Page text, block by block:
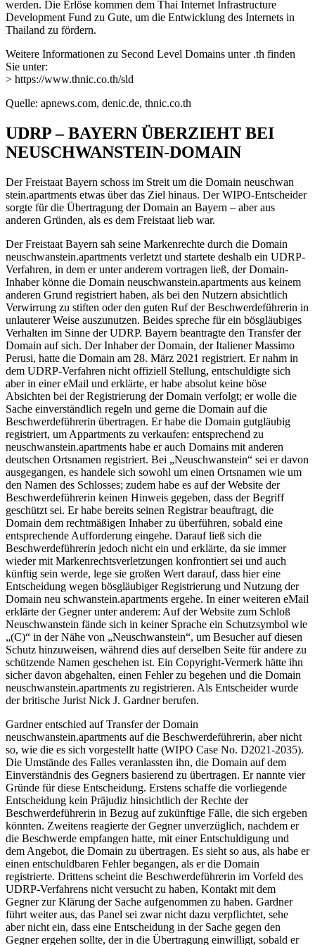
werden. Die Erlöse kommen dem Thai Internet Infrastructure
Development Fund zu Gute, um die Entwicklung des Internets in
Thailand zu fördern.
Weitere Informationen zu Second Level Domains unter .th finden
Sie unter:
> https://www.thnic.co.th/sld
Quelle: apnews.com, denic.de, thnic.co.th
UDRP – BAYERN ÜBERZIEHT BEI
NEUSCHWANSTEIN-DOMAIN
Der Freistaat Bayern schoss im Streit um die Domain neuschwan
stein.apartments etwas über das Ziel hinaus. Der WIPO-Entscheider
sorgte für die Übertragung der Domain an Bayern – aber aus
anderen Gründen, als es dem Freistaat lieb war.
Der Freistaat Bayern sah seine Markenrechte durch die Domain
neuschwanstein.apartments verletzt und startete deshalb ein UDRP-
Verfahren, in dem er unter anderem vortragen ließ, der Domain-
Inhaber könne die Domain neuschwanstein.apartments aus keinem
anderen Grund registriert haben, als bei den Nutzern absichtlich
Verwirrung zu stiften oder den guten Ruf der Beschwerdeführerin in
unlauterer Weise auszunutzen. Beides spreche für ein bösgläubiges
Verhalten im Sinne der UDRP. Bayern beantragte den Transfer der
Domain auf sich. Der Inhaber der Domain, der Italiener Massimo
Perusi, hatte die Domain am 28. März 2021 registriert. Er nahm in
dem UDRP-Verfahren nicht offiziell Stellung, entschuldigte sich
aber in einer eMail und erklärte, er habe absolut keine böse
Absichten bei der Registrierung der Domain verfolgt; er wolle die
Sache einverständlich regeln und gerne die Domain auf die
Beschwerdeführerin übertragen. Er habe die Domain gutgläubig
registriert, um Appartments zu verkaufen: entsprechend zu
neuschwanstein.apartments habe er auch Domains mit anderen
deutschen Ortsnamen registriert. Bei „Neuschwanstein“ sei er davon
ausgegangen, es handele sich sowohl um einen Ortsnamen wie um
den Namen des Schlosses; zudem habe es auf der Website der
Beschwerdeführerin keinen Hinweis gegeben, dass der Begriff
geschützt sei. Er habe bereits seinen Registrar beauftragt, die
Domain dem rechtmäßigen Inhaber zu überführen, sobald eine
entsprechende Aufforderung eingehe. Darauf ließ sich die
Beschwerdeführerin jedoch nicht ein und erklärte, da sie immer
wieder mit Markenrechtsverletzungen konfrontiert sei und auch
künftig sein werde, lege sie großen Wert darauf, dass hier eine
Entscheidung wegen bösgläubiger Registrierung und Nutzung der
Domain neu schwanstein.apartments ergehe. In einer weiteren eMail
erklärte der Gegner unter anderem: Auf der Website zum Schloß
Neuschwanstein fände sich in keiner Sprache ein Schutzsymbol wie
„(C)“ in der Nähe von „Neuschwanstein“, um Besucher auf diesen
Schutz hinzuweisen, während dies auf derselben Seite für andere zu
schützende Namen geschehen ist. Ein Copyright-Vermerk hätte ihn
sicher davon abgehalten, einen Fehler zu begehen und die Domain
neuschwanstein.apartments zu registrieren. Als Entscheider wurde
der britische Jurist Nick J. Gardner berufen.
Gardner entschied auf Transfer der Domain
neuschwanstein.apartments auf die Beschwerdeführerin, aber nicht
so, wie die es sich vorgestellt hatte (WIPO Case No. D2021-2035).
Die Umstände des Falles veranlassten ihn, die Domain auf dem
Einverständnis des Gegners basierend zu übertragen. Er nannte vier
Gründe für diese Entscheidung. Erstens schaffe die vorliegende
Entscheidung kein Präjudiz hinsichtlich der Rechte der
Beschwerdeführerin in Bezug auf zukünftige Fälle, die sich ergeben
könnten. Zweitens reagierte der Gegner unverzüglich, nachdem er
die Beschwerde empfangen hatte, mit einer Entschuldigung und
dem Angebot, die Domain zu übertragen. Es sieht so aus, als habe er
einen entschuldbaren Fehler begangen, als er die Domain
registrierte. Drittens scheint die Beschwerdeführerin im Vorfeld des
UDRP-Verfahrens nicht versucht zu haben, Kontakt mit dem
Gegner zur Klärung der Sache aufgenommen zu haben. Gardner
führt weiter aus, das Panel sei zwar nicht dazu verpflichtet, sehe
aber nicht ein, dass eine Entscheidung in der Sache gegen den
Gegner ergehen sollte, der in die Übertragung einwilligt, sobald er